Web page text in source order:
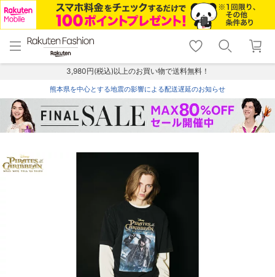
menu home
トップ
shopping_cart lock_outline
ログイン
3,980円(税込)以上のお買い物で送料無料！
熊本県を中心とする地震の影響による配送遅延のお知らせ